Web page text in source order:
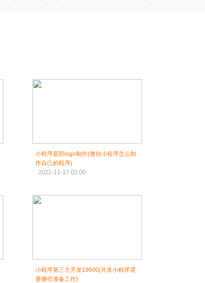
小程序底部logo制作(微信小程序怎么制
作自己的程序)
2022-11-17 02:00
小程序第三方开发19600(开发小程序需
要哪些准备工作)